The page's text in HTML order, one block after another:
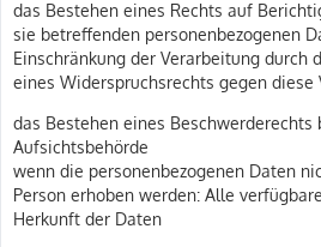
das Bestehen eines Rechts auf
sie betreffenden personenbezogenen
Einschränkung der Verarbeitung durch
eines Widerspruchsrechts gegen diese
das Bestehen eines Beschwerderechts
Aufsichtsbehörde
wenn die personenbezogenen Daten
Person erhoben werden: Alle
Herkunft der Daten